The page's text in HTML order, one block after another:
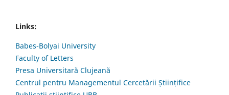
Links:
Babes-Bolyai University
Faculty of Letters
Presa Universitară Clujeană
Centrul pentru Managementul Cercetării Științifice